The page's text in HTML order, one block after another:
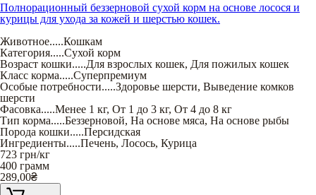
Полнорационный беззерновой сухой корм на основе лосося и
курицы для ухода за кожей и шерстью кошек.
Животное.....Кошкам
Категория.....Сухой корм
Возраст кошки.....Для взрослых кошек, Для пожилых кошек
Класс корма.....Суперпремиум
Особые потребности.....Здоровье шерсти, Выведение комков
шерсти
Фасовка.....Менее 1 кг, От 1 до 3 кг, От 4 до 8 кг
Тип корма.....Беззерновой, На основе мяса, На основе рыбы
Порода кошки.....Персидская
Ингредиенты.....Печень, Лосось, Курица
723 грн/кг
400 грамм
289,00₴